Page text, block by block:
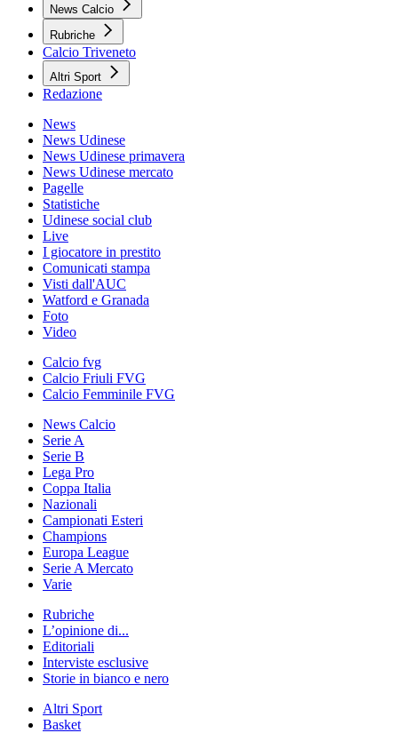
News Calcio
Rubriche
Calcio Triveneto
Altri Sport
Redazione
News
News Udinese
News Udinese primavera
News Udinese mercato
Pagelle
Statistiche
Udinese social club
Live
I giocatore in prestito
Comunicati stampa
Visti dall'AUC
Watford e Granada
Foto
Video
Calcio fvg
Calcio Friuli FVG
Calcio Femminile FVG
News Calcio
Serie A
Serie B
Lega Pro
Coppa Italia
Nazionali
Campionati Esteri
Champions
Europa League
Serie A Mercato
Varie
Rubriche
L’opinione di...
Editoriali
Interviste esclusive
Storie in bianco e nero
Altri Sport
Basket